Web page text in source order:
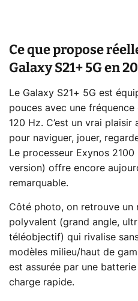
Ce que propose
Galaxy S21+ 5G en
Le Galaxy S21+ 5G est
pouces avec une
120 Hz. C’est un vrai
pour naviguer, jouer,
Le processeur Exynos
version) offre encore
remarquable.
Côté photo, on retrouve un
polyvalent (grand angle,
téléobjectif) qui rivalise
modèles milieu/haut de
est assurée par une
charge rapide.